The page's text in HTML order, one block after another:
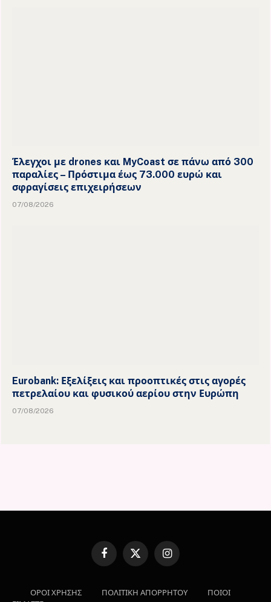
Έλεγχοι με drones και MyCoast σε πάνω από 300
παραλίες – Πρόστιμα έως 73.000 ευρώ και
σφραγίσεις επιχειρήσεων
07/08/2026
Eurobank: Εξελίξεις και προοπτικές στις αγορές
πετρελαίου και φυσικού αερίου στην Ευρώπη
07/08/2026
Facebook
X
Instagram
ΟΡΟΙ ΧΡΗΣΗΣ ΠΟΛΙΤΙΚΗ ΑΠΟΡΡΗΤΟΥ
ΠΟΙΟΙ